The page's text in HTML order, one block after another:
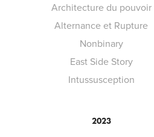
Architecture du pouvoir
Alternance et Rupture
Nonbinary
East Side Story
Intussusception
2023